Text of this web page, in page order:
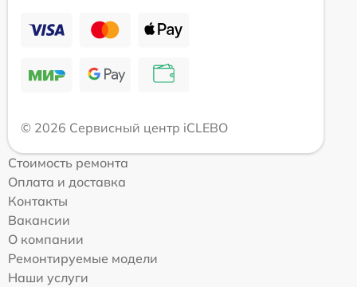
© 2026 Сервисный центр iCLEBO
Стоимость ремонта
Оплата и доставка
Контакты
Вакансии
О компании
Ремонтируемые модели
Наши услуги